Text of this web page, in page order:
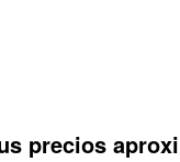
precios